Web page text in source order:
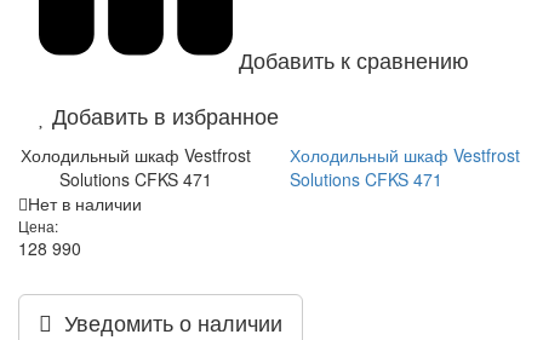
Добавить к сравнению
Добавить в избранное
Холодильный шкаф Vestfrost
Solutions CFKS 471
Холодильный шкаф Vestfrost
Solutions CFKS 471
Нет в наличии
Цена:
128 990
Уведомить о наличии